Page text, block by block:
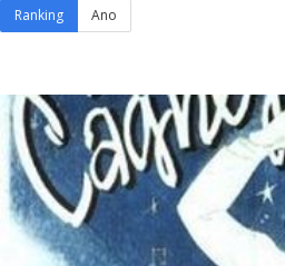
Ranking Ano